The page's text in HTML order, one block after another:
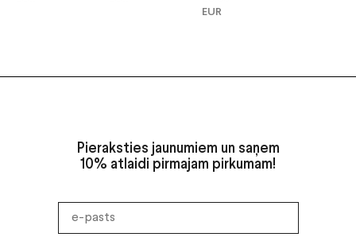
EUR
Pieraksties jaunumiem un saņem
10% atlaidi pirmajam pirkumam!